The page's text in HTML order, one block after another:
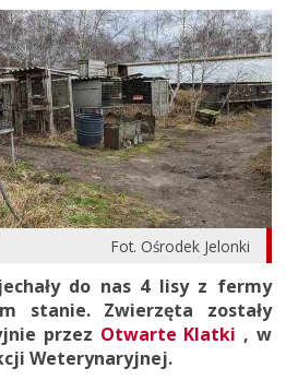
Fot. Ośrodek Jelonki
do nas 4 lisy z fermy
stanie. Zwierzęta zostały
przez Otwarte Klatki , w
Weterynaryjnej.